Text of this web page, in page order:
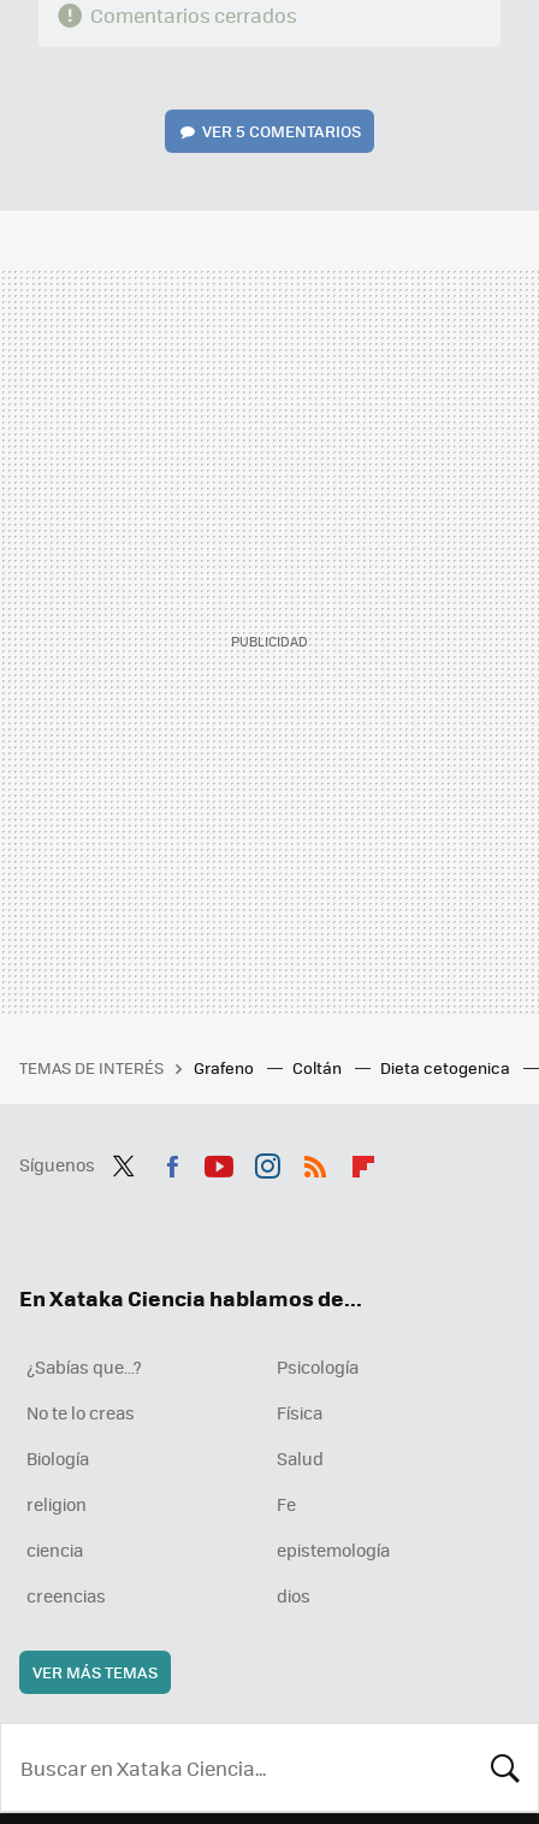
Comentarios cerrados
VER5 COMENTARIOS
TEMAS DE INTERÉS Grafeno Coltán Dieta cetogenica
Síguenos
En Xataka Ciencia hablamos de...
¿Sabías que...?
Psicología
No te lo creas
Física
Biología
Salud
religion
Fe
ciencia
epistemología
creencias
dios
VER MÁS TEMAS